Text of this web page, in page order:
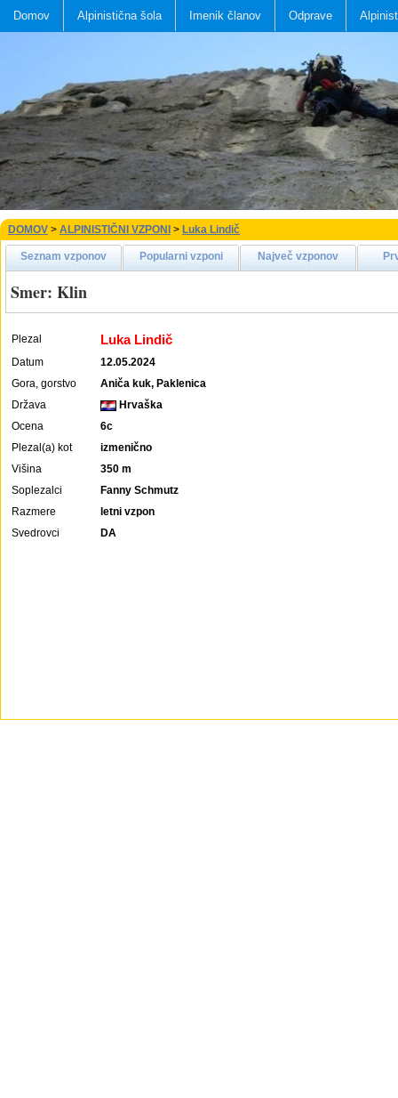
Domov Alpinistična šola Imenik članov Odprave
DOMOV > ALPINISTIČNI VZPONI > Luka Lindič
Seznam vzponov Popularni vzponi Največ vzponov
Smer: Klin
Plezal Luka Lindič
Datum
12.05.2024
Gora, gorstvo
Aniča kuk, Paklenica
Država
Hrvaška
Ocena
6c
Plezal(a) kot
izmenično
Višina
350 m
Soplezalci
Fanny Schmutz
Razmere
letni vzpon
Svedrovci
DA